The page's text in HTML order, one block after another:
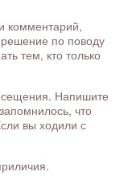
комментарий,
по поводу
тем, кто только
Напишите
что
вы ходили с